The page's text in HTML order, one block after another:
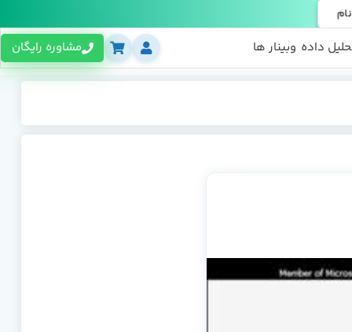
داده وبینار ها مشاوره رایگان